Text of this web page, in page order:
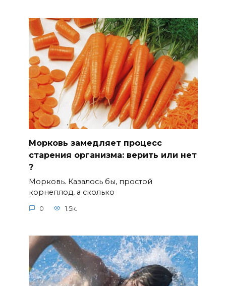
Морковь замедляет процесс
старения организма: верить или нет
?⠀
Морковь. Казалось бы, простой
корнеплод, а сколько
0 1.5к.